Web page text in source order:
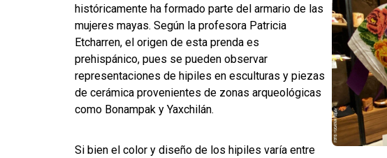
históricamente ha formado parte del armario de las
mujeres mayas. Según la profesora Patricia
Etcharren, el origen de esta prenda es
prehispánico, pues se pueden observar
representaciones de hipiles en esculturas y piezas
de cerámica provenientes de zonas arqueológicas
como Bonampak y Yaxchilán.
Si bien el color y diseño de los hipiles varía entre